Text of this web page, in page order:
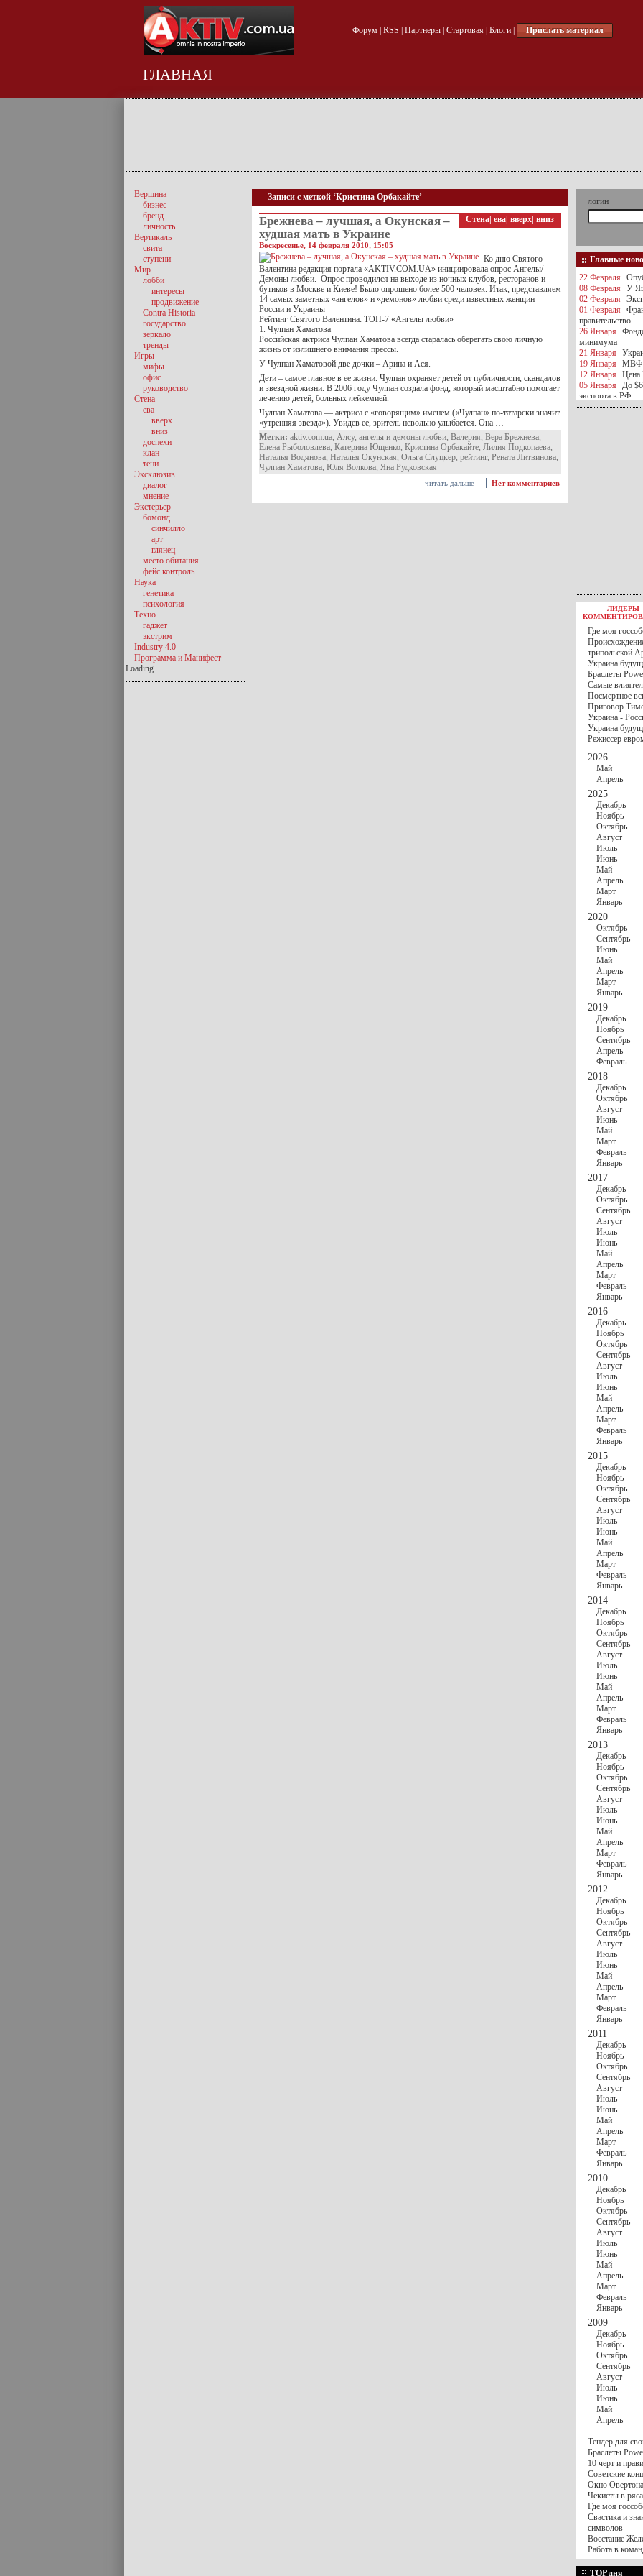
Форум| RSS Партнеры| Стартовая| Блоги| Прислать материал
ГЛАВНАЯ
Записи с меткой ‘Кристина Орбакайте’
Стена ева вверх вниз
Брежнева – лучшая, а Окунская –
худшая мать в Украине
Воскресенье, 14 февраля 2010, 15:05
Ко дню Святого
Валентина редакция портала «AKTIV.COM.UA» инициировала опрос Ангелы/
Демоны любви. Опрос проводился на выходе из ночных клубов, ресторанов и
бутиков в Москве и Киеве! Было опрошено более 500 человек. Итак, представляем
14 самых заметных «ангелов» и «демонов» любви среди известных женщин
России и Украины
Рейтинг Святого Валентина: ТОП-7 «Ангелы любви»
1. Чулпан Хаматова
Российская актриса Чулпан Хаматова всегда старалась оберегать свою личную
жизнь от излишнего внимания прессы.
У Чулпан Хаматовой две дочки – Арина и Ася.
Дети – самое главное в ее жизни. Чулпан охраняет детей от публичности, скандалов
и звездной жизни. В 2006 году Чулпан создала фонд, который масштабно помогает
лечению детей, больных лейкемией.
Чулпан Хаматова — актриса с «говорящим» именем («Чулпан» по-татарски значит
«утренняя звезда»). Увидев ее, зритель невольно улыбается. Она …
Метки: aktiv.com.ua, Алсу, ангелы и демоны любви, Валерия, Вера Брежнева,
Елена Рыболовлева, Катерина Ющенко, Кристина Орбакайте, Лилия Подкопаева,
Наталья Водянова, Наталья Окунская, Ольга Слуцкер, рейтинг, Рената Литвинова,
Чулпан Хаматова, Юля Волкова, Яна Рудковская
Нет комментариев
читать дальше
Вершина
бизнес
бренд
личность
Вертикаль
свита
ступени
Мир
лобби
интересы
продвижение
Contra Historia
государство
зеркало
тренды
Игры
мифы
офис
руководство
Стена
ева
вверх
вниз
доспехи
клан
тени
Эксклюзив
диалог
мнение
Экстерьер
бомонд
синчилло
арт
глянец
место обитания
фейс контроль
Наука
генетика
психология
Техно
гаджет
экстрим
Industry 4.0
Программа и Манифест
Loading...
логин
Главные
22 Февраля
08 Февраля
У
02 Февраля
01 Февраля
правительство
26 Января
минимума
21 Января
19 Января
МВФ
12 Января
Цена
05 Января
До
экспорта в РФ
05 Января
Киев
30 Ноября С 1
30 Ноября
РФ
27 Ноября
ВВП
госбюджете
27 Ноября
Турции
17 Ноября
шестилетнего
16 Ноября
13 Ноября
10 Ноября
10 Ноября
особом статусе
03 Ноября
ЛИДЕРЫ
Где моя
трипольской
Украина
Браслеты
Самые
Посмертное
Приговор
Украина -
Украина
Режиссер
2026
Май
Апрель
2025
Декабрь
Ноябрь
Октябрь
Август
Июль
Июнь
Май
Апрель
Март
Январь
2020
Октябрь
Сентябрь
Июнь
Май
Апрель
Март
Январь
2019
Декабрь
Ноябрь
Сентябрь
Апрель
Февраль
2018
Декабрь
Октябрь
Август
Июнь
Май
Март
Февраль
Январь
2017
Декабрь
Октябрь
Сентябрь
Август
Июль
Июнь
Май
Апрель
Март
Февраль
Январь
2016
Декабрь
Ноябрь
Октябрь
Сентябрь
Август
Июль
Июнь
Май
Апрель
Март
Февраль
Январь
2015
Декабрь
Ноябрь
Октябрь
Сентябрь
Август
Июль
Июнь
Май
Апрель
Март
Февраль
Январь
2014
Декабрь
Ноябрь
Октябрь
Сентябрь
Август
Июль
Июнь
Май
Апрель
Март
Февраль
Январь
2013
Декабрь
Ноябрь
Октябрь
Сентябрь
Август
Июль
Июнь
Май
Апрель
Март
Февраль
Январь
2012
Декабрь
Ноябрь
Октябрь
Сентябрь
Август
Июль
Июнь
Май
Апрель
Март
Февраль
Январь
2011
Декабрь
Ноябрь
Октябрь
Сентябрь
Август
Июль
Июнь
Май
Апрель
Март
Февраль
Январь
2010
Декабрь
Ноябрь
Октябрь
Сентябрь
Август
Июль
Июнь
Май
Апрель
Март
Февраль
Январь
2009
Декабрь
Ноябрь
Октябрь
Сентябрь
Август
Июль
Июнь
Май
Апрель
Тендер для
Браслеты
10 черт и
Советские
Окно
Чекисты в
Где моя
Свастика и
символов
Восстание
Работа в
TOP дня